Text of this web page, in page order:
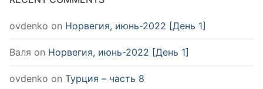
ovdenko on Норвегия, июнь-2022 [День 1]
Валя on Норвегия, июнь-2022 [День 1]
ovdenko on Турция – часть 8